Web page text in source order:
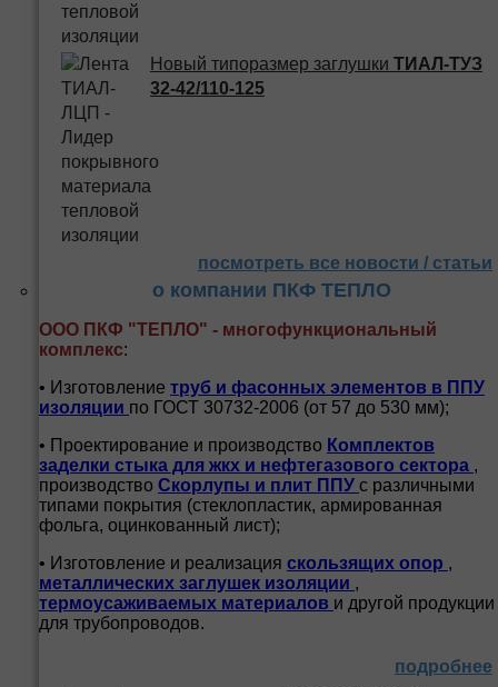
Новый типоразмер заглушки ТИАЛ-ТУЗ
32-42/110-125
посмотреть все новости / статьи
о компании ПКФ ТЕПЛО
ООО ПКФ "ТЕПЛО" - многофункциональный
комплекс:
• Изготовление труб и фасонных элементов в ППУ
изоляции по ГОСТ 30732-2006 (от 57 до 530 мм);
• Проектирование и производство Комплектов
заделки стыка для жкх и нефтегазового сектора ,
производство Скорлупы и плит ППУ с различными
типами покрытия (стеклопластик, армированная
фольга, оцинкованный лист);
• Изготовление и реализация скользящих опор ,
металлических заглушек изоляции ,
термоусаживаемых материалов и другой продукции
для трубопроводов.
подробнее